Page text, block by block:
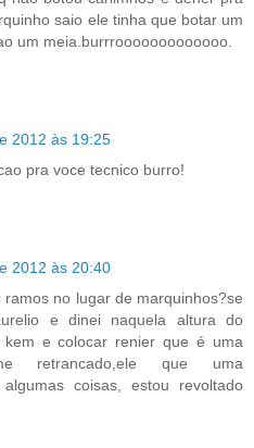
saio ele tinha que botar um
um meia.burrrooooooooooooo.
2012 às 19:25
pra voce tecnico burro!
2012 às 20:40
no lugar de marquinhos?se
e dinei naquela altura do
e colocar renier que é uma
retrancado,ele que uma
coisas, estou revoltado